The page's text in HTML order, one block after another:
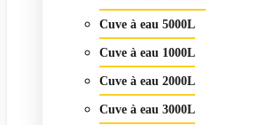
Cuve à eau 5000L
Cuve à eau 1000L
Cuve à eau 2000L
Cuve à eau 3000L